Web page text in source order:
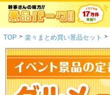
TOP > 楽々まとめ買い景品セット >